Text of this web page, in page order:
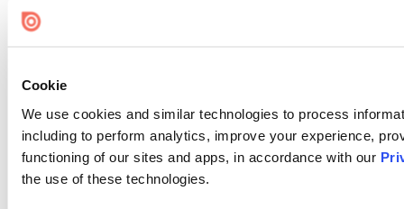
Cookie
We use cookies and similar technologies to process
including to perform analytics, improve your experience,
functioning of our sites and apps, in accordance with our
the use of these technologies.